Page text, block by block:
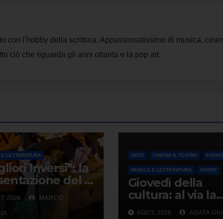
con l’hobby della scrittura. Appassionatissimo di musica,
ciò che riguarda gli anni ottanta e la pop art.
LETTERATURA
Inversi”: la
del 3
2026 a
2026 MARCO
ARTE CINEMA E TEATRO EVENTI
MUSICA E LETTERATURA SPORT
Giovedì della
cultura: al via la
nuova stagione
AGO 5, 2026 AGATA